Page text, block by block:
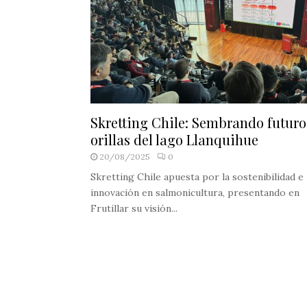
Skretting Chile: Sembrando
orillas del lago Llanquihue
20/08/2025 0
Skretting Chile apuesta por la sostenibilidad e
innovación en salmonicultura, presentando en
Frutillar su visión...